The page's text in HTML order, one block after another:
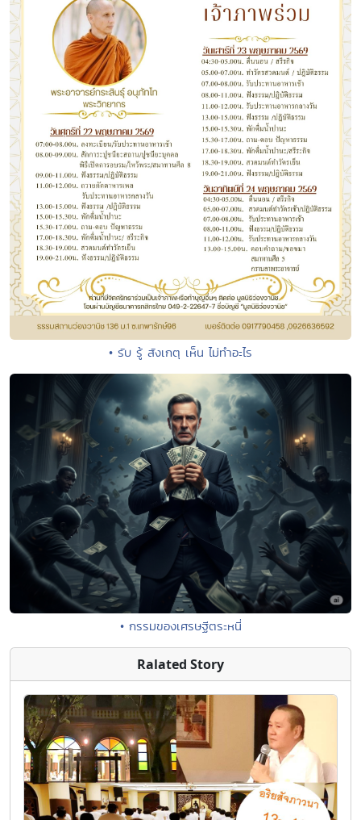
• รับ รู้ สังเกตุ เห็น ไม่ทำอะไร
• กรรมของเศรษฐีตระหนี่
Ralated Story